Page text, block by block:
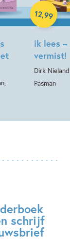
ik lees –
vermist!
Dirk
Pasman
12,99
Hardcover
schrijf